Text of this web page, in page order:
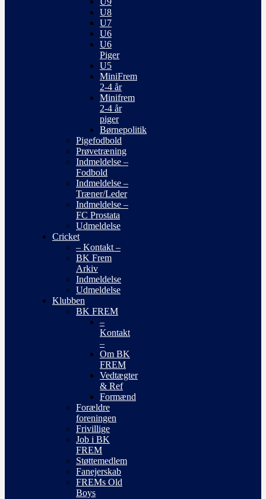
U8
U7
U6
U6
Piger
U5
MiniFrem
2-4 år
Minifrem
2-4 år
piger
Børnepolitik
Pigefodbold
Prøvetræning
Indmeldelse –
Fodbold
Indmeldelse –
Træner/Leder
Indmeldelse –
FC Prostata
Udmeldelse
Cricket
– Kontakt –
BK Frem
Arkiv
Indmeldelse
Udmeldelse
Klubben
BK FREM
–
Kontakt
–
Om BK
FREM
Vedtægter
& Ref
Formænd
Forældre
foreningen
Frivillige
Job i BK
FREM
Støttemedlem
Fanejerskab
FREMs Old
Boys